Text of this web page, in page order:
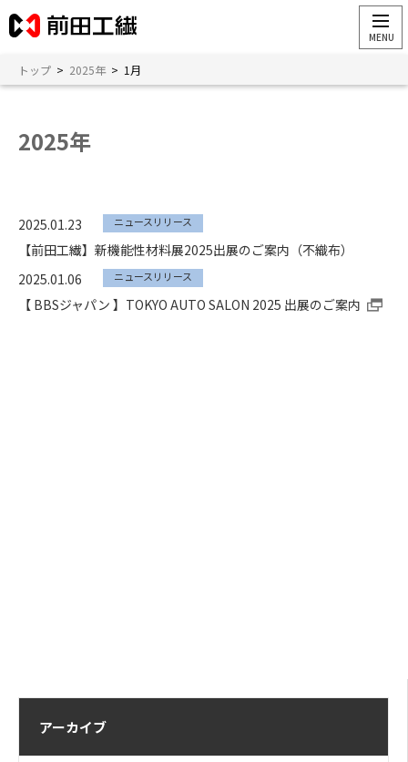
トップ > 2025年> 1月
アーカイブ
2025年
2025.01.23 ニュースリリース
【前田工繊】新機能性材料展2025出展のご案内（不織布）
2025.01.06
ニュースリリース
【 BBSジャパン 】TOKYO AUTO SALON 2025 出展のご案内